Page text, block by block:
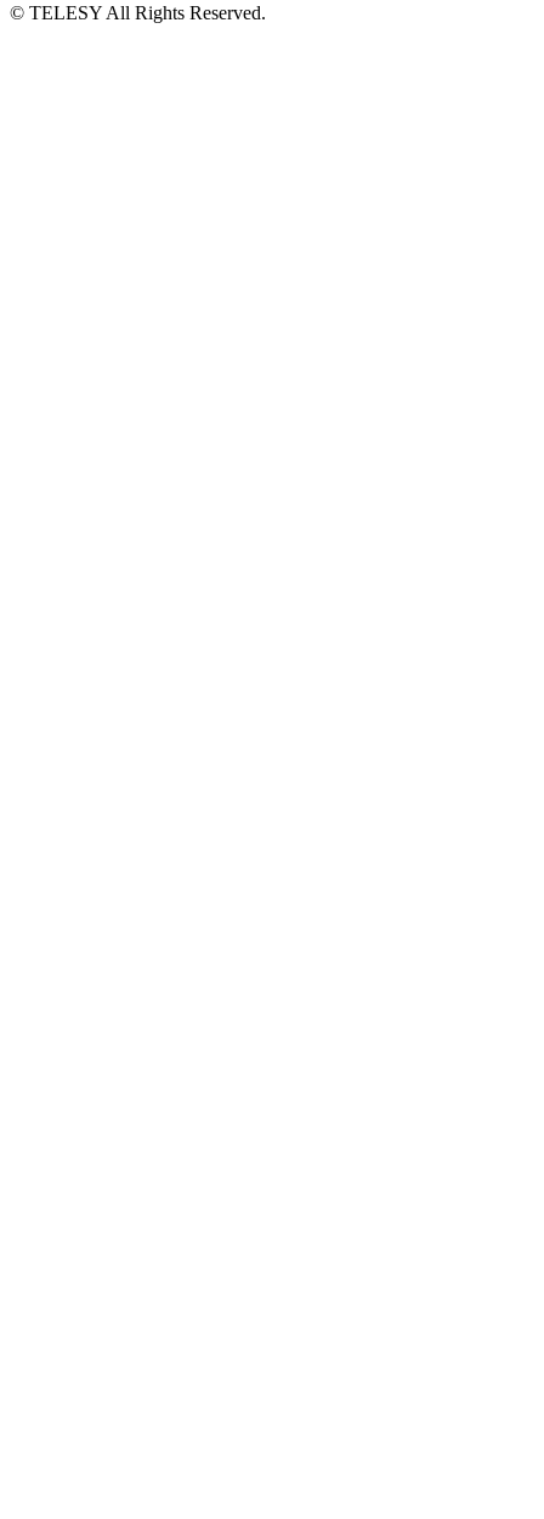
© TELESY All Rights Reserved.